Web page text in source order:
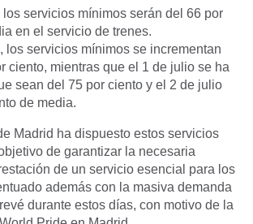
los servicios mínimos serán del 66 por
en el servicio de trenes.
los servicios mínimos se incrementan
ciento, mientras que el 1 de julio se ha
sean del 75 por ciento y el 2 de julio
de media.
Madrid ha dispuesto estos servicios
de garantizar la necesaria
de un servicio esencial para los
además con la masiva demanda
durante estos días, con motivo de la